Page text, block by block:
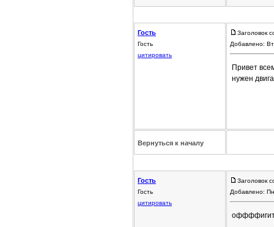
Гость
Гость
цитировать
Заголовок
Добавлено:
Привет
нужен
Вернуться к началу
Гость
Гость
цитировать
Заголовок
Добавлено: